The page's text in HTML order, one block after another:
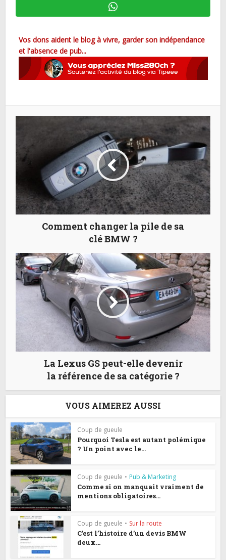
Vos dons aident le blog à vivre, garder son indépendance
et l'absence de pub...
Comment changer la pile de sa
clé BMW ?
La Lexus GS peut-elle devenir
la référence de sa catégorie ?
VOUS AIMEREZ AUSSI
Coup de gueule
Pourquoi Tesla est autant polémique
? Un point avec le...
Coup de gueule • Pub & Marketing
Comme si on manquait vraiment de
mentions obligatoires...
Coup de gueule • Sur la route
C’est l’histoire d’un devis BMW
deux...